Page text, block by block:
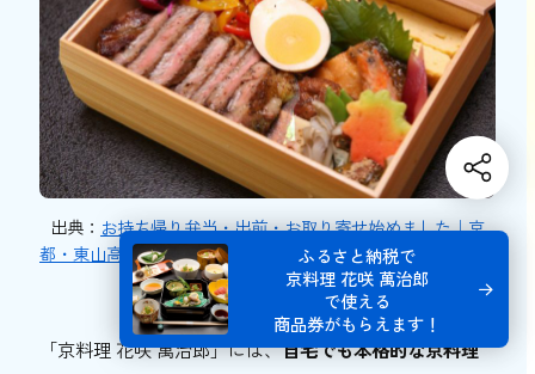
出典： お持ち帰り弁当・出前・お取り寄せ始めました｜京
都・東山高台寺の和食店「萬治郎」のブログ ステーキ天重弁
「京料理 花咲 萬治郎」には、自宅でも本格的な京料理
ふるさと納税で
京料理 花咲 萬治郎
で使える
商品券がもらえます！